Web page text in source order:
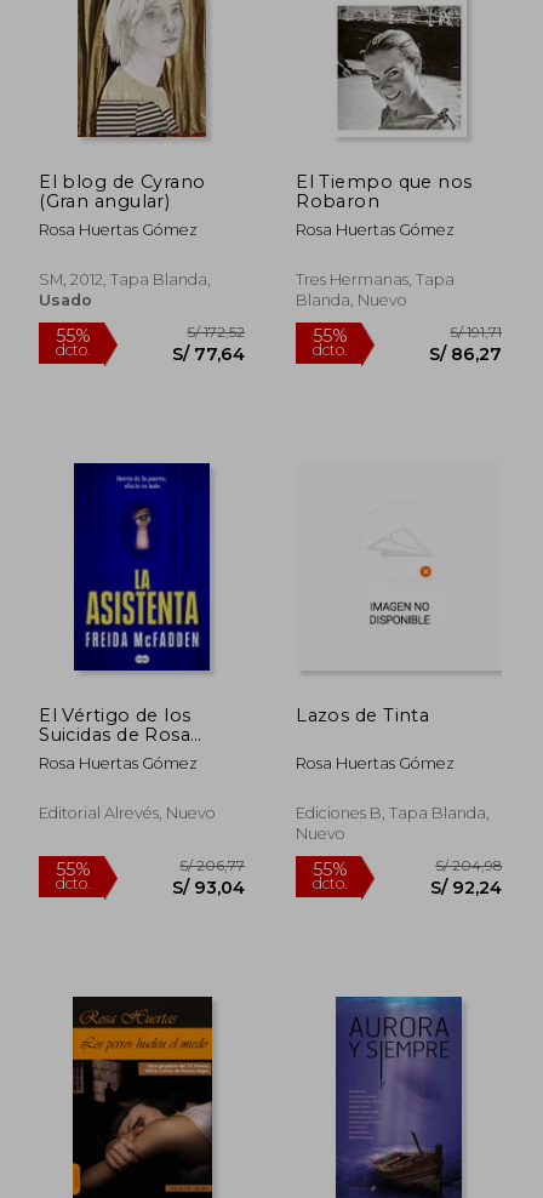
55%
dcto.
S/ 174,75
S/ 78,64
55%
dcto.
El blog de Cyrano
(Gran angular)
Rosa Huertas Gómez
SM, 2012, Tapa Blanda,
Usado
El Tiempo que nos
Robaron
Rosa Huertas Gómez
Tres Hermanas, Tapa
Blanda, Nuevo
El Vértigo de los
Suicidas de Rosa
Huertas
Gómez(Editorial
Rosa Huertas Gómez
Editorial Alrevés, Nuevo
Lazos de Tinta
Rosa Huertas Gómez
Ediciones B, Tapa Blanda,
Nuevo